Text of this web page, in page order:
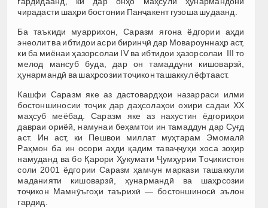
чирадасти шаҳри бостонии Панҷакент гузоша шудаанд.
Ба таъкиди муаррихон, Саразм ягона ёдгории аҳди
энеолит ва ибтидои асри биринҷӣ дар Мовароуннаҳр аст,
ки ба миёнаи ҳазорсолаи IV ва ибтидои ҳазорсолаи III то
мелод мансуб буда, дар он тамаддуни кишоварзӣ,
ҳунармандӣ ва шаҳрсозии тоҷикон ташаккул ёфтааст.
Кашфи Саразм яке аз дастовардҳои назарраси илми
бостоншиносии тоҷик дар даҳсолаҳои охири садаи XX
маҳсуб меёбад. Саразм яке аз нахустин ёдгориҳои
давраи ориёӣ, намунаи беҳамтои ин тамаддун дар Суғд
аст. Ин аст, ки Пешвои миллат муҳтарам Эмомалӣ
Раҳмон ба ин осори аҳди қадим таваҷҷуҳи хоса зоҳир
намуданд ва бо Қарори Ҳукумати Ҷумҳурии Тоҷикистон
соли 2001 ёдгории Саразм ҳамчун маркази ташаккули
маданияти кишоварзӣ, ҳунармандӣ ва шаҳрсозии
тоҷикон Мамнӯъгоҳи таърихӣ — бостоншиносӣ эълон
гардид.